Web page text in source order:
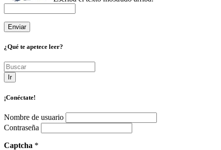
¿Qué te apetece leer?
Ir
¡Conéctate!
Nombre de usuario
Contraseña
Captcha *